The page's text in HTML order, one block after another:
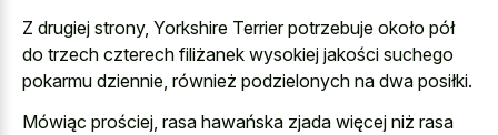
Z drugiej strony, Yorkshire Terrier potrzebuje około pół
do trzech czterech filiżanek wysokiej jakości suchego
pokarmu dziennie, również podzielonych na dwa posiłki.
Mówiąc prościej, rasa hawańska zjada więcej niż rasa